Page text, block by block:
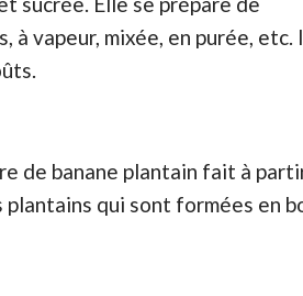
à vapeur, mixée, en purée, etc.
de banane plantain fait à
plantains qui sont formées en